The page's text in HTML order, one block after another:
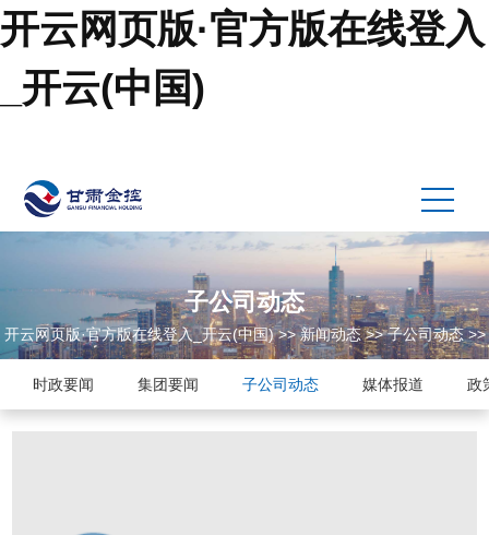
开云网页版·官方版在线登入
_开云(中国)
子公司动态
开云网页版·官方版在线登入_开云(中国)>>新闻动态>>子公司动态>>
时政要闻 集团要闻 子公司动态 媒体报道 政